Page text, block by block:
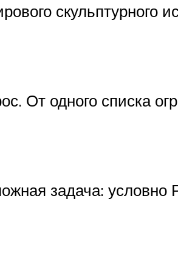
скульптурного
От одного списка
задача: условно